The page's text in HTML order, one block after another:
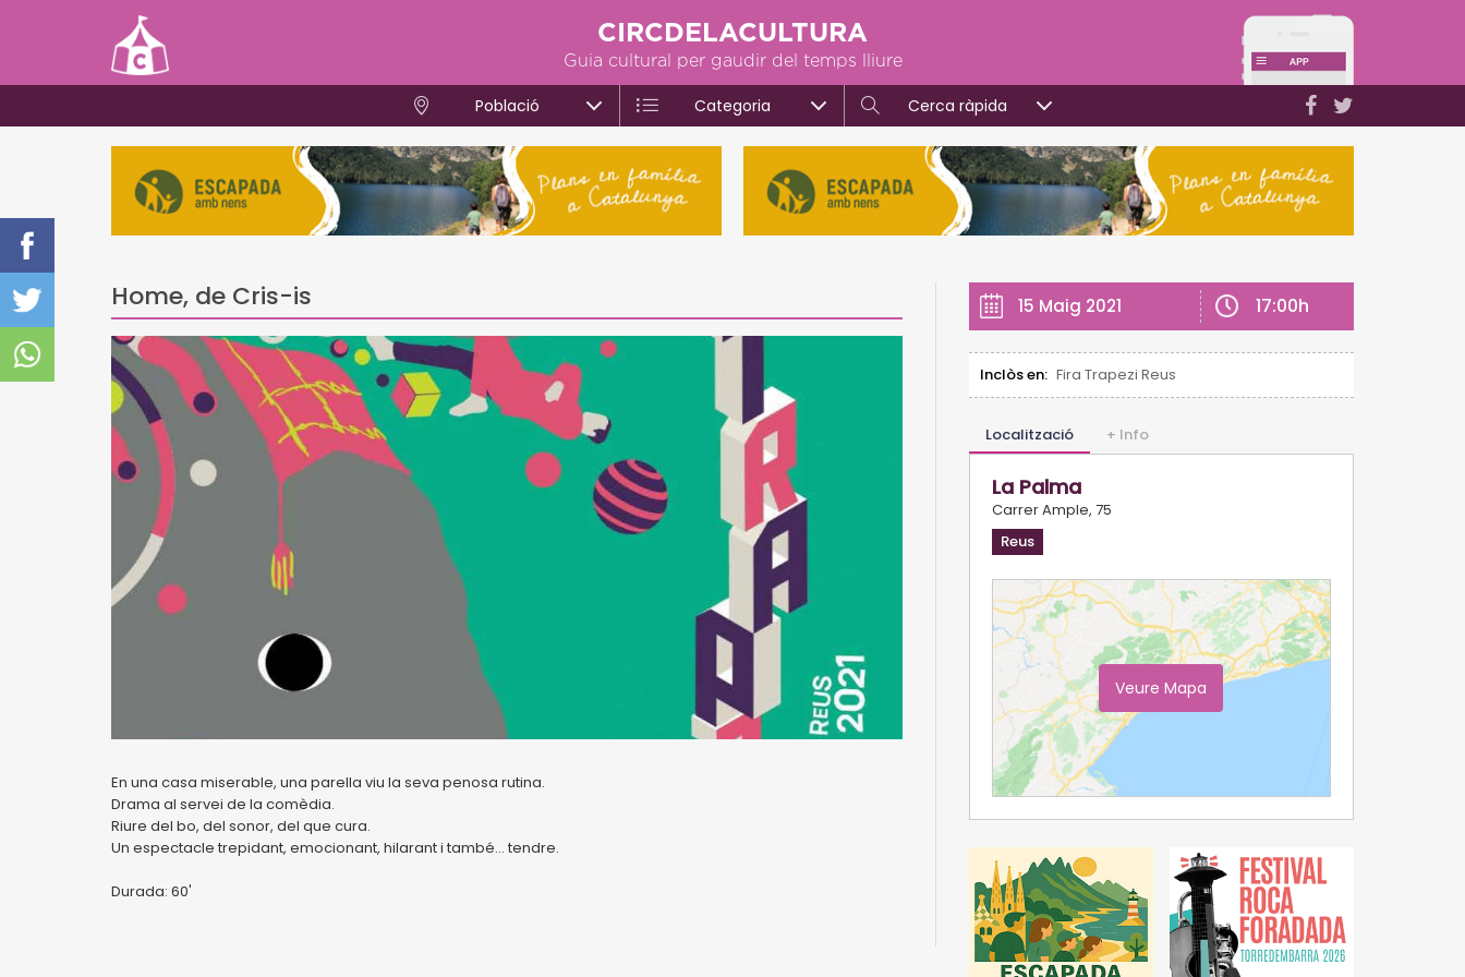
CIRCDELACULTURA
Guia cultural per gaudir del temps lliure
Població Categoria Cerca ràpida
Home, de Cris-is
En una casa miserable, una parella viu la seva penosa rutina.
Drama al servei de la comèdia.
Riure del bo, del sonor, del que cura.
Un espectacle trepidant, emocionant, hilarant i també… tendre.
Durada: 60'
15 Maig 2021 17:00h
Inclòs en: Fira Trapezi Reus
Localització + Info
La Palma
Carrer Ample, 75
Reus
Veure Mapa